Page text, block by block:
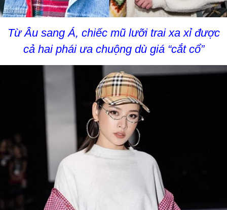
Từ Âu sang Á, chiếc mũ lưỡi trai xa xỉ được
cả hai phái ưa chuộng dù giá “cắt cổ”